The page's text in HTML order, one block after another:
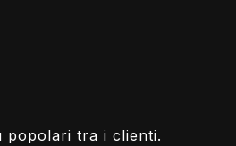
popolari tra i clienti.